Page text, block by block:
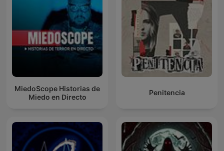
MiedoScope Historias de
Miedo en Directo
Penitencia